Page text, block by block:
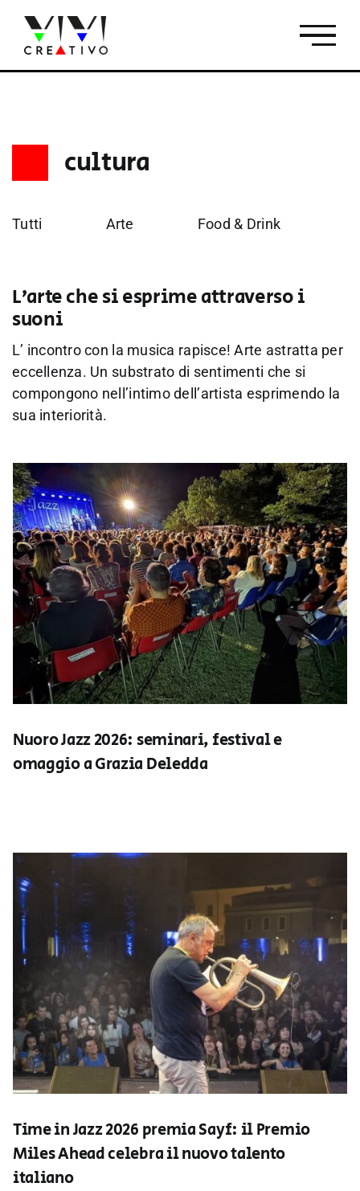
contenuto
cultura
Tutti Arte Food & Drink
L’arte che si esprime attraverso i
suoni
L’ incontro con la musica rapisce! Arte astratta per
eccellenza. Un substrato di sentimenti che si
compongono nell’intimo dell’artista esprimendo la
sua interiorità.
Nuoro Jazz 2026: seminari, festival e
omaggio a Grazia Deledda
Time in Jazz 2026 premia Sayf: il Premio
Miles Ahead celebra il nuovo talento
italiano